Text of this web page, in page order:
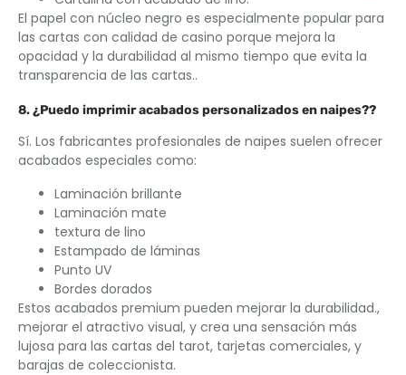
El papel con núcleo negro es especialmente popular para
las cartas con calidad de casino porque mejora la
opacidad y la durabilidad al mismo tiempo que evita la
transparencia de las cartas..
8. ¿Puedo imprimir acabados personalizados en naipes??
Sí. Los fabricantes profesionales de naipes suelen ofrecer
acabados especiales como:
Laminación brillante
Laminación mate
textura de lino
Estampado de láminas
Punto UV
Bordes dorados
Estos acabados premium pueden mejorar la durabilidad.,
mejorar el atractivo visual, y crea una sensación más
lujosa para las cartas del tarot, tarjetas comerciales, y
barajas de coleccionista.